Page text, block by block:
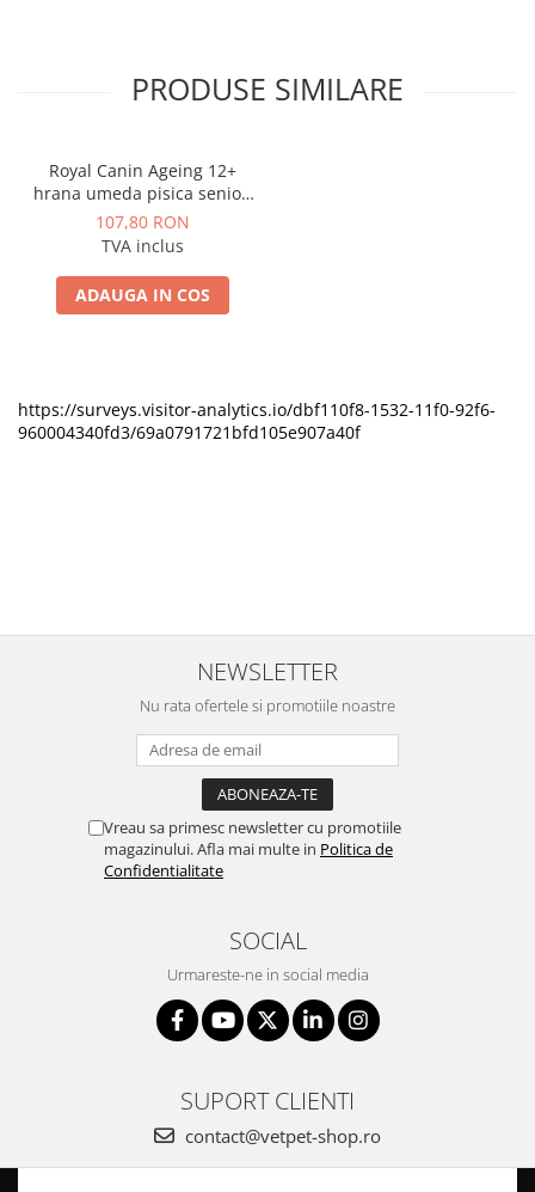
PRODUSE SIMILARE
Royal Canin Ageing 12+
hrana umeda pisica senior,
12 x 85 g
107,80 RON
TVA inclus
ADAUGA IN COS
https://surveys.visitor-analytics.io/dbf110f8-1532-11f0-92f6-
960004340fd3/69a0791721bfd105e907a40f
NEWSLETTER
Nu rata ofertele si promotiile noastre
Vreau sa primesc newsletter cu promotiile
magazinului. Afla mai multe in Politica de
Confidentialitate
SOCIAL
Urmareste-ne in social media
SUPORT CLIENTI
contact@vetpet-shop.ro